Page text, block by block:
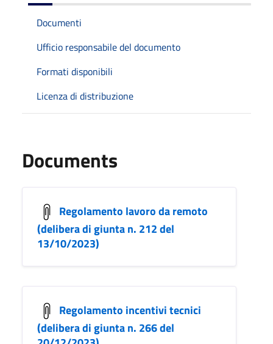
Documenti
Ufficio responsabile del documento
Formati disponibili
Licenza di distribuzione
Documents
Regolamento lavoro da remoto
(delibera di giunta n. 212 del
13/10/2023)
Regolamento incentivi tecnici
(delibera di giunta n. 266 del